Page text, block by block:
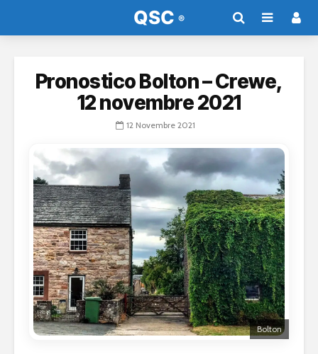
Pronostico Bolton – Crewe,
12 novembre 2021
12 Novembre 2021
Bolton